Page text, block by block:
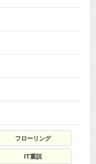
フローリング
IT重説